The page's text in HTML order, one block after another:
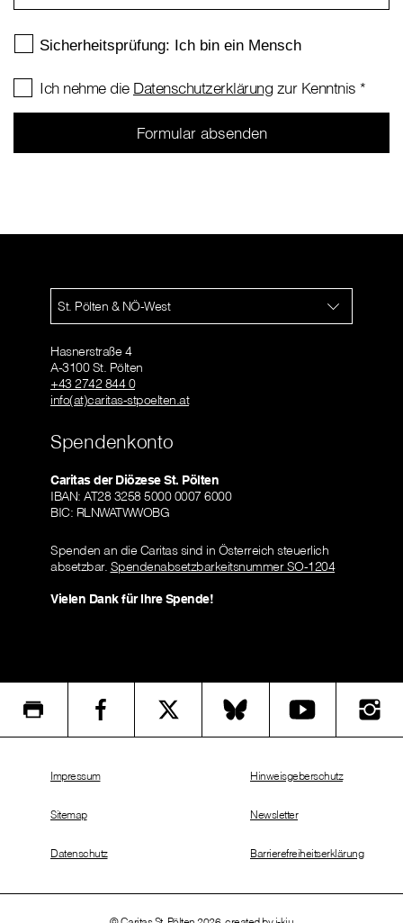
Ich nehme die Datenschutzerklärung zur Kenntnis *
St. Pölten & NÖ-West
Hasnerstraße 4
A-3100 St. Pölten
+43 2742 844 0
info(at)caritas-stpoelten.at
Spendenkonto
Caritas der Diözese St. Pölten
IBAN: AT28 3258 5000 0007 6000
BIC: RLNWATWWOBG
Spenden an die Caritas sind in Österreich steuerlich
absetzbar. Spendenabsetzbarkeitsnummer SO-1204
Vielen Dank für Ihre Spende!
Impressum
Sitemap
Datenschutz
Hinweisgeberschutz
Newsletter
Barrierefreiheitserklärung